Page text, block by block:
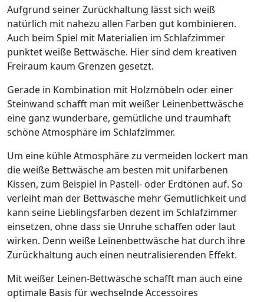
Aufgrund seiner Zurückhaltung lässt sich weiß
natürlich mit nahezu allen Farben gut kombinieren.
Auch beim Spiel mit Materialien im Schlafzimmer
punktet weiße Bettwäsche. Hier sind dem kreativen
Freiraum kaum Grenzen gesetzt.
Gerade in Kombination mit Holzmöbeln oder einer
Steinwand schafft man mit weißer Leinenbettwäsche
eine ganz wunderbare, gemütliche und traumhaft
schöne Atmosphäre im Schlafzimmer.
Um eine kühle Atmosphäre zu vermeiden lockert man
die weiße Bettwäsche am besten mit unifarbenen
Kissen, zum Beispiel in Pastell- oder Erdtönen auf. So
verleiht man der Bettwäsche mehr Gemütlichkeit und
kann seine Lieblingsfarben dezent im Schlafzimmer
einsetzen, ohne dass sie Unruhe schaffen oder laut
wirken. Denn weiße Leinenbettwäsche hat durch ihre
Zurückhaltung auch einen neutralisierenden Effekt.
Mit weißer Leinen-Bettwäsche schafft man auch eine
optimale Basis für wechselnde Accessoires